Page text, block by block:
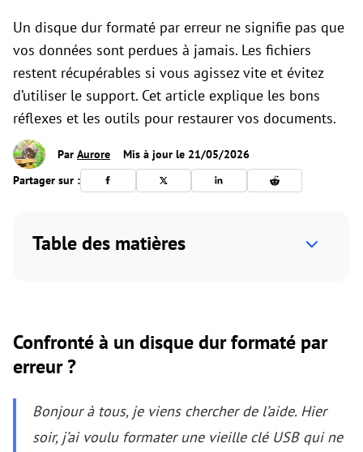
Un disque dur formaté par erreur ne signifie pas que
vos données sont perdues à jamais. Les fichiers
restent récupérables si vous agissez vite et évitez
d’utiliser le support. Cet article explique les bons
réflexes et les outils pour restaurer vos documents.
Par Aurore
Mis à jour le 21/05/2026
Partager sur :
Table des matières
Confronté à un disque dur formaté par
erreur ?
Bonjour à tous, je viens chercher de l’aide. Hier
soir, j’ai voulu formater une vieille clé USB qui ne